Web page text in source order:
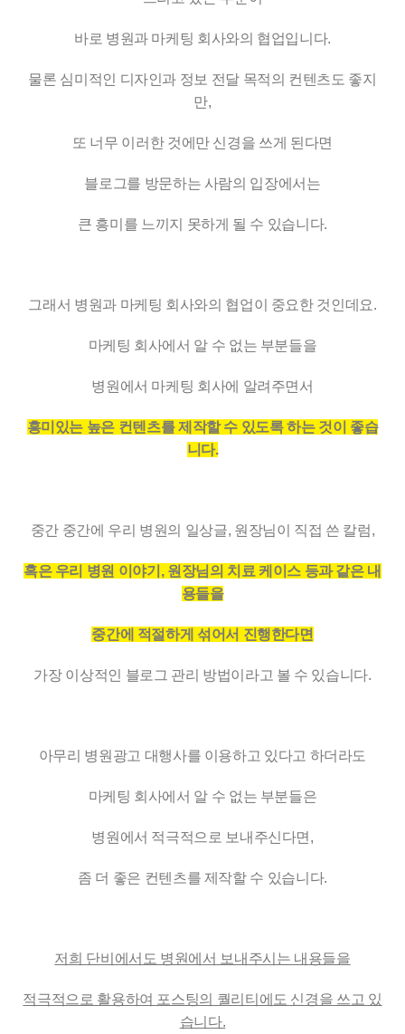
바로 병원과 마케팅 회사와의 협업입니다.
물론 심미적인 디자인과 정보 전달 목적의 컨텐츠도 좋지
만,
또 너무 이러한 것에만 신경을 쓰게 된다면
블로그를 방문하는 사람의 입장에서는
큰 흥미를 느끼지 못하게 될 수 있습니다.
그래서 병원과 마케팅 회사와의 협업이 중요한 것인데요.
마케팅 회사에서 알 수 없는 부분들을
병원에서 마케팅 회사에 알려주면서
흥미있는 높은 컨텐츠를 제작할 수 있도록 하는 것이 좋습
니다.
중간 중간에 우리 병원의 일상글, 원장님이 직접 쓴 칼럼,
혹은 우리 병원 이야기, 원장님의 치료 케이스 등과 같은 내
용들을
중간에 적절하게 섞어서 진행한다면
가장 이상적인 블로그 관리 방법이라고 볼 수 있습니다.
아무리 병원광고 대행사를 이용하고 있다고 하더라도
마케팅 회사에서 알 수 없는 부분들은
병원에서 적극적으로 보내주신다면,
좀 더 좋은 컨텐츠를 제작할 수 있습니다.
저희 단비에서도 병원에서 보내주시는 내용들을
적극적으로 활용하여 포스팅의 퀄리티에도 신경을 쓰고 있
습니다.